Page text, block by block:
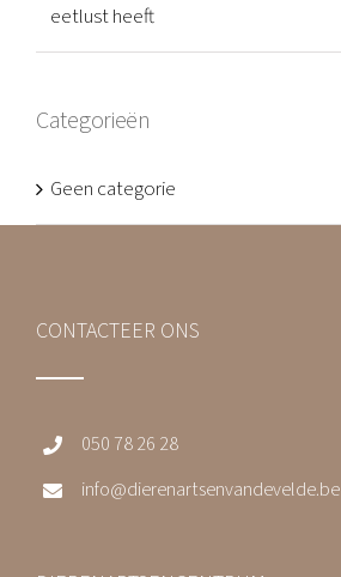
eetlust heeft
Categorieën
Geen categorie
CONTACTEER ONS
050 78 26 28
info@dierenartsenvandevelde.be